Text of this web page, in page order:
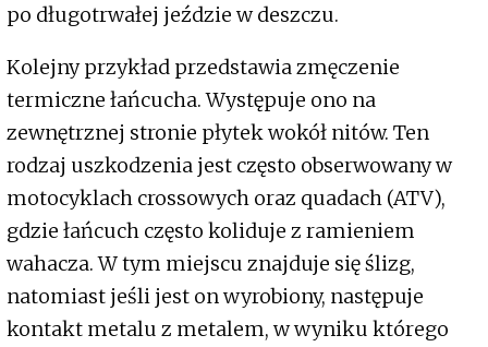
po długotrwałej jeździe w deszczu.
Kolejny przykład przedstawia zmęczenie
termiczne łańcucha. Występuje ono na
zewnętrznej stronie płytek wokół nitów. Ten
rodzaj uszkodzenia jest często obserwowany w
motocyklach crossowych oraz quadach (ATV),
gdzie łańcuch często koliduje z ramieniem
wahacza. W tym miejscu znajduje się ślizg,
natomiast jeśli jest on wyrobiony, następuje
kontakt metalu z metalem, w wyniku którego